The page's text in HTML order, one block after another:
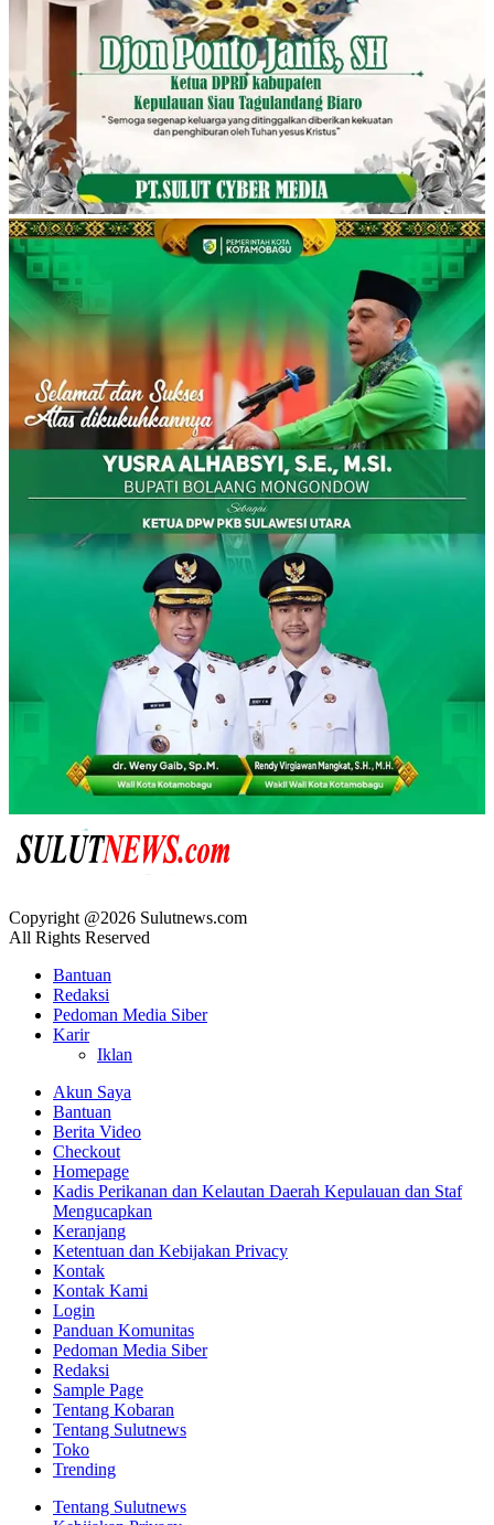
Copyright @2026 Sulutnews.com
All Rights Reserved
Bantuan
Redaksi
Pedoman Media Siber
Karir
Iklan
Akun Saya
Bantuan
Berita Video
Checkout
Homepage
Kadis Perikanan dan Kelautan Daerah Kepulauan dan Staf
Mengucapkan
Keranjang
Ketentuan dan Kebijakan Privacy
Kontak
Kontak Kami
Login
Panduan Komunitas
Pedoman Media Siber
Redaksi
Sample Page
Tentang Kobaran
Tentang Sulutnews
Toko
Trending
Tentang Sulutnews